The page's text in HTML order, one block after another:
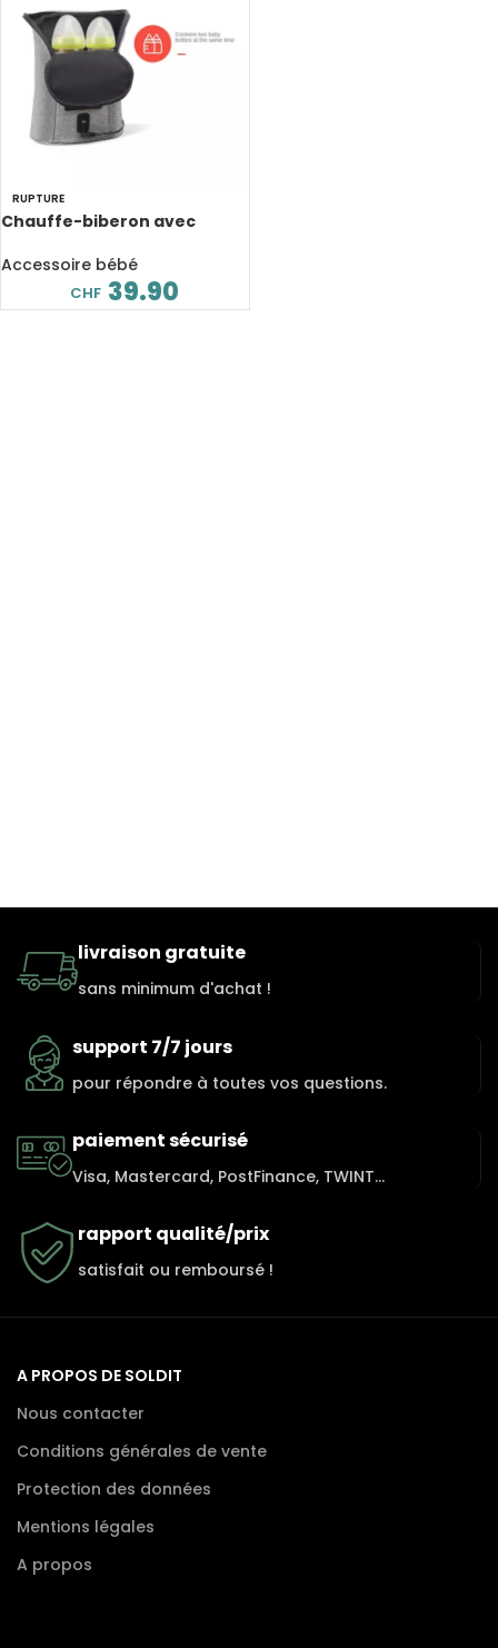
RUPTURE
Chauffe-biberon avec
chauffant et isolant
Accessoire bébé
CHF 39.90
livraison gratuite
sans minimum d'achat !
support 7/7 jours
pour répondre à toutes vos questions.
paiement sécurisé
Visa, Mastercard, PostFinance, TWINT...
rapport qualité/prix
satisfait ou remboursé !
A PROPOS DE SOLDIT
Nous contacter
Conditions générales de vente
Protection des données
Mentions légales
A propos